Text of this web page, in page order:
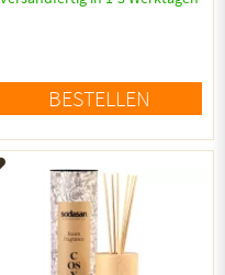
BESTELLEN
Auf den Merkzettel